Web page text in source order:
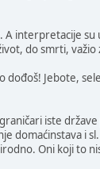
interpretacije
do smrti,
dođoš! Jebote,
iste
domaćinstava i
Oni koji to